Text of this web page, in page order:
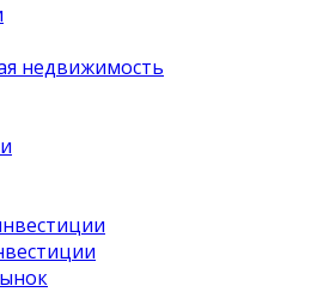
недвижимость